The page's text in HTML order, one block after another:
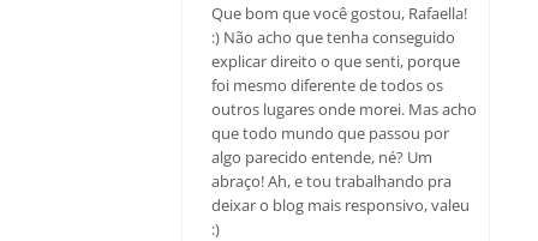
Que bom que você gostou, Rafaella!
:) Não acho que tenha conseguido
explicar direito o que senti, porque
foi mesmo diferente de todos os
outros lugares onde morei. Mas acho
que todo mundo que passou por
algo parecido entende, né? Um
abraço! Ah, e tou trabalhando pra
deixar o blog mais responsivo, valeu
:)